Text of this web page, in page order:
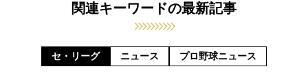
関連キーワードの最新記事
セ・リーグ ニュース プロ野球ニュース